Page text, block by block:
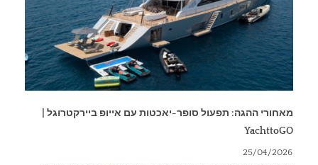
מאחורי ההגה: תפעול סופר-יאכטות עם אייופ ביירקטרוגל |
YachttoGO
25/04/2026